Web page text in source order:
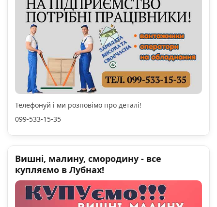
Телефонуй і ми розповімо про деталі!
099-533-15-35
Вишні, малину, смородину - все
купляємо в Лубнах!